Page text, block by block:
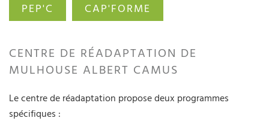
PEP'C CAP'FORME
CENTRE DE RÉADAPTATION DE
MULHOUSE ALBERT CAMUS
Le centre de réadaptation propose deux programmes
spécifiques :